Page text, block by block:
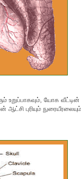
உறுப்பாகவும், யோக வீட்டின்
புரியும்